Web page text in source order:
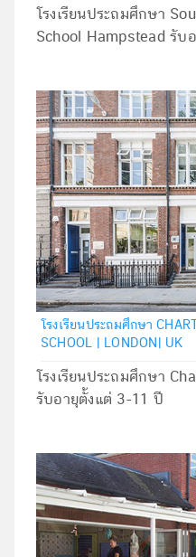
โรงเรียนประถมศึกษา
School Hampstead รับ
โรงเรียนประถมศึกษา
SCHOOL | LONDON| UK
โรงเรียนประถมศึกษา
รับอายุตั้งแต่ 3-11 ปี